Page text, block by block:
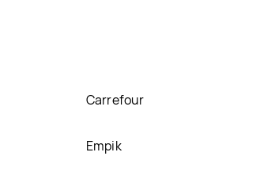
Carrefour
Empik